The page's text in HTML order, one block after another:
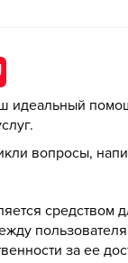
идеальный
вопросы,
средством
за ее